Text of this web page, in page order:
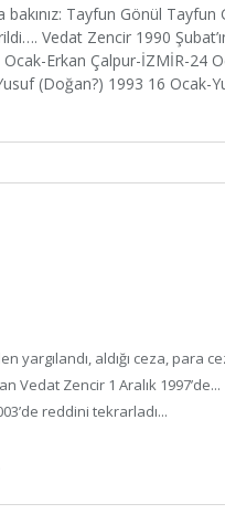
bakınız: Tayfun Gönül
Vedat Zencir 1990
Erkan Çalpur-İZMİR-24
(Doğan?) 1993 16 Ocak-
yargılandı, aldığı ceza, para
Vedat Zencir 1 Aralık 1997’de...
reddini tekrarladı...